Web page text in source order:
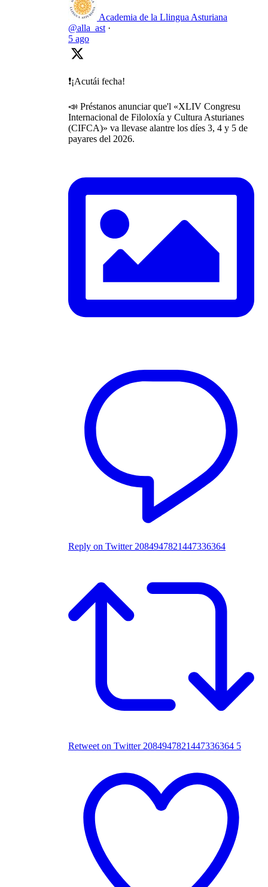
Academia de la Llingua Asturiana
@alla_ast ·
5 ago
❗️¡Acutái fecha!
📣 Préstanos anunciar que'l «XLIV Congresu
Internacional de Filoloxía y Cultura Asturianes
(CIFCA)» va llevase alantre los díes 3, 4 y 5 de
payares del 2026.
Reply on Twitter 2084947821447336364
Retweet on Twitter 2084947821447336364 5